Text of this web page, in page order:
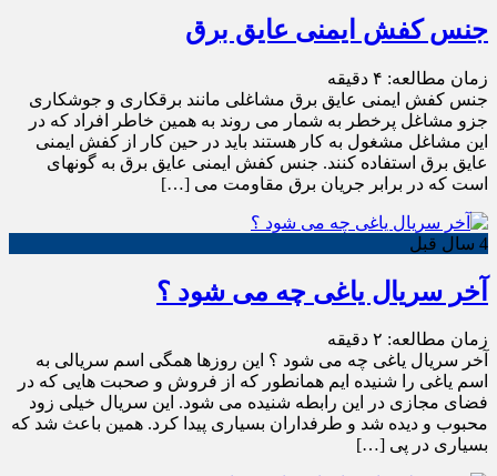
جنس کفش ایمنی عایق برق
زمان مطالعه: ۴ دقیقه
جنس کفش ایمنی عایق برق مشاغلی مانند برقکاری و جوشکاری
جزو مشاغل پرخطر به شمار می روند به همین خاطر افراد که در
این مشاغل مشغول به کار هستند باید در حین کار از کفش ایمنی
عایق برق استفاده کنند. جنس کفش ایمنی عایق برق به گونه­ای
است که در برابر جریان برق مقاومت می […]
4 سال قبل
آخر سریال یاغی چه می شود ؟
زمان مطالعه: ۲ دقیقه
آخر سریال یاغی چه می شود ؟ این روزها همگی اسم سریالی به
اسم یاغی را شنیده ایم همانطور که از فروش و صحبت هایی که در
فضای مجازی در این رابطه شنیده می شود. این سریال خیلی زود
محبوب و دیده شد و طرفداران بسیاری پیدا کرد. همین باعث شد که
بسیاری در پی […]